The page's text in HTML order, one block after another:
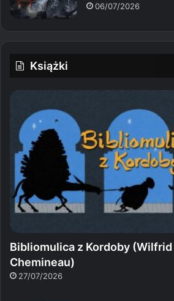
06/07/2026
Książki
Bibliomulica z Kordoby
Chemineau)
27/07/2026